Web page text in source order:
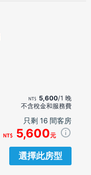
5,600/1 晚
不含稅金和服務費
只剩 16 間客房
5,600元
選擇此房型